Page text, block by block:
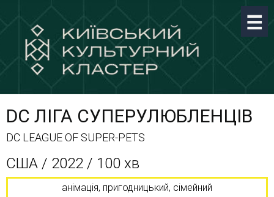
DC ЛІГА СУПЕРУЛЮБЛЕНЦІВ
DC LEAGUE OF SUPER-PETS
CША / 2022 / 100 хв
анімація, пригодницький, сімейний